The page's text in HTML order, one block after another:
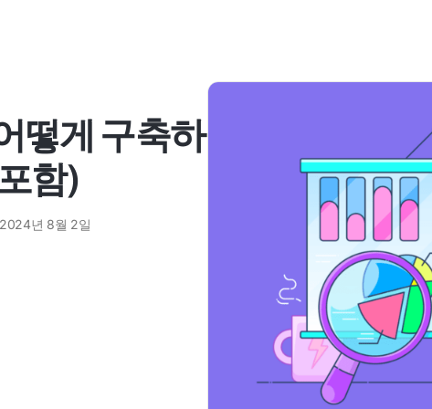
떻게 구축하
함)
2024년 8월 2일